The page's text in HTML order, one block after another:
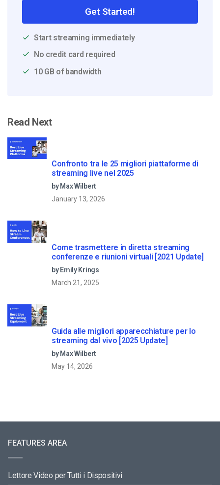
Get Started!
Start streaming immediately
No credit card required
10 GB of bandwidth
Read Next
Confronto tra le 25 migliori piattaforme di
streaming live nel 2025
by Max Wilbert
January 13, 2026
Come trasmettere in diretta streaming
conferenze e riunioni virtuali [2021 Update]
by Emily Krings
March 21, 2025
Guida alle migliori apparecchiature per lo
streaming dal vivo [2025 Update]
by Max Wilbert
May 14, 2026
FEATURES AREA
Lettore Video per Tutti i Dispositivi